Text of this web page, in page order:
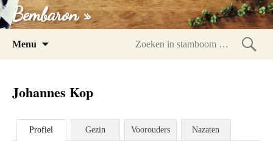
Bembaron »
Menu
Johannes Kop
Profiel Gezin Voorouders Nazaten